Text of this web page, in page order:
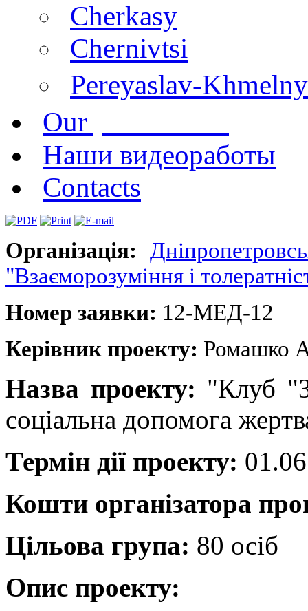
Cherkasy
Chernivtsi
Pereyaslav-
Our
Наши видеоработы
Contacts
Організація:
"Взаєморозуміння і
Номер заявки: 12-МЕД-12
Керівник проекту: Ромашко
Назва проекту: "Клуб
соціальна допомога
Термін дії проекту:
Кошти організатора
Цільова група: 80 осіб
Опис проекту: